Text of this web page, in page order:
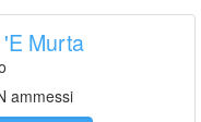
Murta
ammessi